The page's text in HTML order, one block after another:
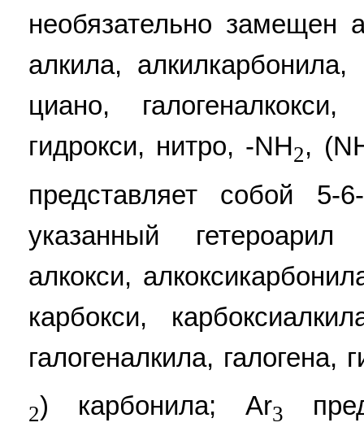
необязательно замещен
алкила, алкилкарбонила,
циано, галогеналкокси,
гидрокси, нитро, -NH2,
представляет собой 5-
указанный
алкокси,
карбокси,
галогеналкила, галогена,
2) карбонила; Ar3